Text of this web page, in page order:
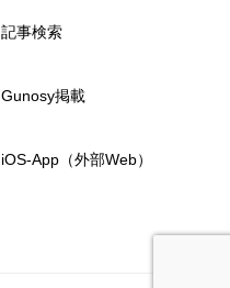
記事検索
Gunosy掲載
iOS-App（外部Web）